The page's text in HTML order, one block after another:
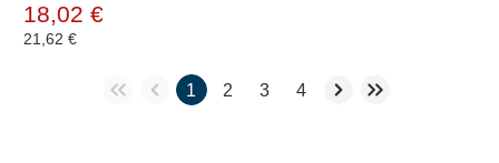
18,02 €
21,62 €
1 2 3 4